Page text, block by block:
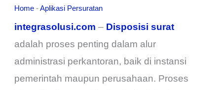
Home -Aplikasi Persuratan
integrasolusi.com – Disposisi surat
adalah proses penting dalam alur
administrasi perkantoran, baik di instansi
pemerintah maupun perusahaan. Proses